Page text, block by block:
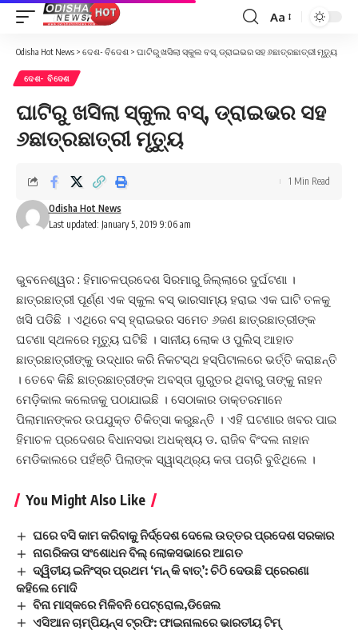
Font
Aa
Odisha Hot News > ଦେଶ- ବିଦେଶ > ଘାଟିରୁ ଖସିଲା ସ୍କୁଲ ବସ୍, ଡ୍ରାଇଭର ସହ ୬ଛାତ୍ରଛାତ୍ରୀ ମୃତ୍ୟୁ
ଦେଶ- ବିଦେଶ
ଘାଟିରୁ ଖସିଲା ସ୍କୁଲ ବସ୍, ଡ୍ରାଇଭର ସହ
୬ଛାତ୍ରଛାତ୍ରୀ ମୃତ୍ୟୁ
Last updated: January 5, 2019 9:06 am
Odisha Hot News
1 Min Read
ଭୁବନେଶ୍ୱର : ହିମାଚଳପ୍ରଦେଶ ସିରମାରୁ ଜିଲ୍ଲାରେ ଦୁର୍ଘଟଣା ।
ଛାତ୍ରଛାତ୍ରୀ ପୂର୍ଣ୍ଣ ଏକ ସ୍କୁଲ ବସ୍ ଭାରସାମ୍ୟ ହରାଇ ଏକ ଘାଟି ତଳକୁ
ଖସି ପଡିଛି । ଏଥିରେ ବସ୍ ହ୍ରାଇଭର ସମେତ ୬ଜଣ ଛାତ୍ରଛାତ୍ରୀଙ୍କ
ଘଟଣା ସ୍ଥଳରେ ମୃତ୍ୟୁ ଘଟିଛି । ସାନୀୟ ଲୋକ ଓ ପୁଲିସ୍ ଆହାତ
ଛାତ୍ରଛାତ୍ରୀଙ୍କୁ ଉଦ୍ଧାର କରି ନିକଟସ୍ଥ ହସ୍ପିଟାଲରେ ଭର୍ତ୍ତି କରାଛନ୍ତି
। ତେବେ କିଛି ଛାତ୍ରଛାତ୍ରୀଙ୍କ ଅବସ୍ତା ଗୁରୁତର ଥିବାରୁ ତାଙ୍କୁ ନାହନ
ମେଡ଼ିକାଲ କଲେଜକୁ ପଠାଯାଇଛି । ସେଠାକାର ଡାକ୍ତରମାନେ
ପିଲାମାନଙ୍କର ଉପଯୁକ୍ତ ଚିକିତ୍ସା କରୁଛନ୍ତି । ଏହି ଘଟଣାର ଖବର ପାଇ
ହିମାଚଳ ପ୍ରଦେଶର ବିଧାନସଭା ଅଧକ୍ଷ୍ୟ ଡ. ରାଜିବ ବିଂଦଲ ନାହାନ
ମେଡିକାଲରେ ପହଁଞ୍ଚି ପିଲାଙ୍କ ସ୍ୱାସ୍ଥ୍ର‌୍ୟ କତା ପଚାରି ବୁଝିଥିଲେ ।
You Might Also Like
ଘରେ ବସି କାମ କରିବାକୁ ନିର୍ଦ୍ଦେଶ ଦେଲେ ଉତ୍ତର ପ୍ରଦେଶ ସରକାର
ନାଗରିକତା ସଂଶୋଧନ ବିଲ୍‌ ଲୋକସଭାରେ ଆଗତ
ଦ୍ୱିତୀୟ ଇନିଂସ୍‌ର ପ୍ରଥମ ‘ମନ୍‌ କି ବାତ୍‌’: ଚିଠି ଦେଉଛି ପ୍ରେରଣା
କହିଲେ ମୋଦି
ବିନା ମାସ୍କରେ ମିଳିବନି ପେଟ୍ରୋଲ,ଡିଜେଲ
ଏସିଆନ ଚାମ୍ପିୟନ୍ସ ଟ୍ରଫି: ଫାଇନାଲରେ ଭାରତୀୟ ଟିମ୍‌